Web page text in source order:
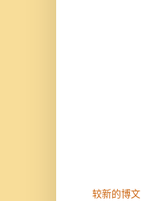
较新的博文